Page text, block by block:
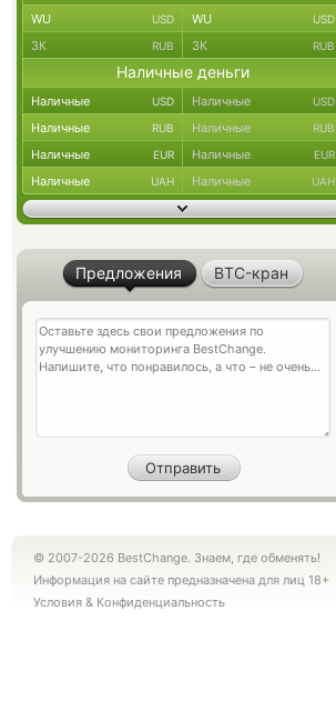
WU USD WU USD
ЗК RUB ЗК RUB
Наличные деньги
Наличные USD Наличные USD
Наличные RUB Наличные RUB
Наличные EUR Наличные EUR
Наличные UAH Наличные UAH
Предложения BTC-кран
© 2007-2026 BestChange. Знаем, где обменять!
Информация на сайте предназначена для лиц 18+
Условия & Конфиденциальность